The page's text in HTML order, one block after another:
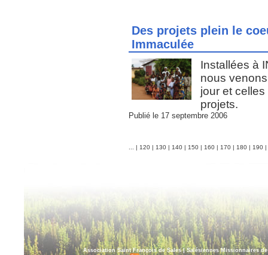
Des projets plein le
Immaculée
Installées à
nous
jour et
projets.
Publié le 17 septembre 2006
... 120 130 140 150 160 170 180 190
Association Saint François de Sales|Salésiennes Missionnaires